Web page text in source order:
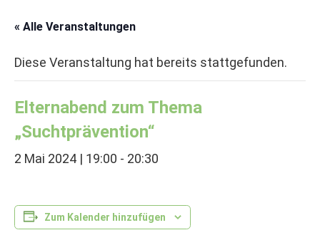
« Alle Veranstaltungen
Diese Veranstaltung hat bereits stattgefunden.
Elternabend zum Thema
„Suchtprävention“
2 Mai 2024 | 19:00 - 20:30
Zum Kalender hinzufügen